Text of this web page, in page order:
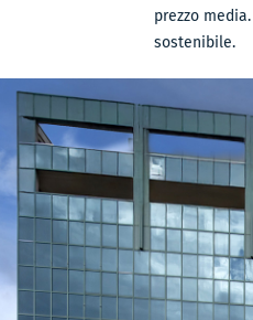
prezzo
sostenibile.